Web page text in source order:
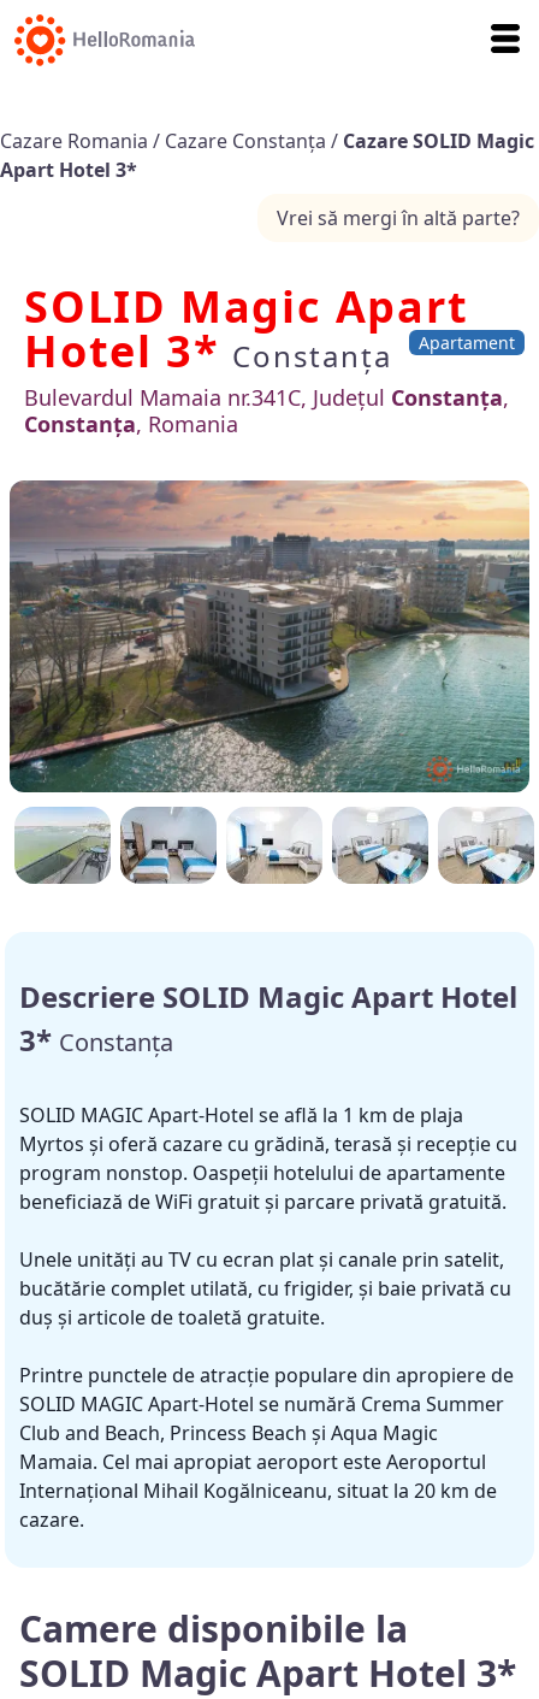
Cazare Romania / Cazare Constanța / Cazare SOLID Magic
Apart Hotel 3*
Vrei să mergi în altă parte?
SOLID Magic Apart
Hotel 3* Constanța Apartament
Bulevardul Mamaia nr.341C, Județul Constanța,
Constanța, Romania
Descriere SOLID Magic Apart Hotel
3* Constanța
SOLID MAGIC Apart-Hotel se află la 1 km de plaja
Myrtos și oferă cazare cu grădină, terasă și recepție cu
program nonstop. Oaspeții hotelului de apartamente
beneficiază de WiFi gratuit și parcare privată gratuită.
Unele unități au TV cu ecran plat și canale prin satelit,
bucătărie complet utilată, cu frigider, și baie privată cu
duș și articole de toaletă gratuite.
Printre punctele de atracție populare din apropiere de
SOLID MAGIC Apart-Hotel se numără Crema Summer
Club and Beach, Princess Beach și Aqua Magic
Mamaia. Cel mai apropiat aeroport este Aeroportul
Internațional Mihail Kogălniceanu, situat la 20 km de
cazare.
Camere disponibile la
SOLID Magic Apart Hotel 3*